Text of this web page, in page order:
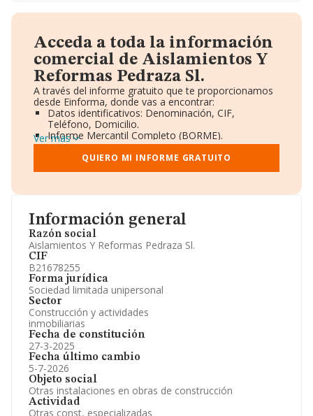
Información general
Razón social
Aislamientos Y Reformas Pedraza Sl.
CIF
B21678255
Forma jurídica
Sociedad limitada unipersonal
Sector
Construcción y actividades
inmobiliarias
Fecha de constitución
27-3-2025
Fecha último cambio
5-7-2026
Objeto social
Otras instalaciones en obras de construcción
Actividad
Otras const, especializadas
Acceda a toda la información
comercial de Aislamientos Y
Reformas Pedraza Sl.
A través del informe gratuito que te proporcionamos
desde Einforma, donde vas a encontrar:
Datos identificativos: Denominación, CIF,
Teléfono, Domicilio.
Informe Mercantil Completo (BORME).
Gráficos de Evolución Ventas y Empleados.
Consejo de Administración y Administradores.
Directivos y Ejecutivos.
Información oficial y registral complementaria.
Ver más
QUIERO MI INFORME GRATUITO